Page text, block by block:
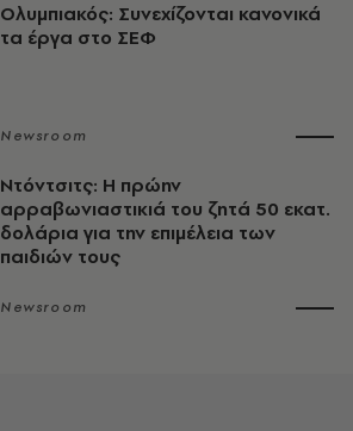
Ολυμπιακός: Συνεχίζονται κανονικά
τα έργα στο ΣΕΦ
Newsroom
Ντόντσιτς: Η πρώην
αρραβωνιαστικιά του ζητά 50 εκατ.
δολάρια για την επιμέλεια των
παιδιών τους
Newsroom